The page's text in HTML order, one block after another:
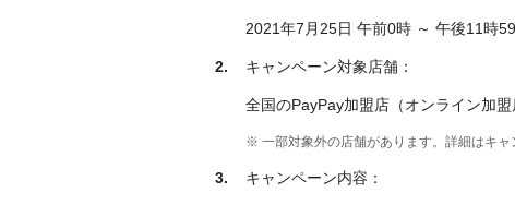
2021年7月25日 午前0時 ～ 午後11時
キャンペーン対象店舗：
全国のPayPay加盟店（オンライン加盟
※ 一部対象外の店舗があります。詳細はキャ
キャンペーン内容：